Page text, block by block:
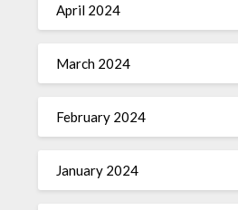
April 2024
March 2024
February 2024
January 2024